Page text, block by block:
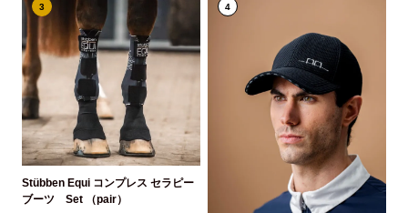
3
Stübben Equi コンプレス セラピー
ブーツ Set （pair）
4